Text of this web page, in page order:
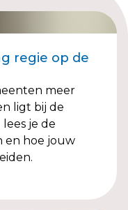
regie op de
meer
ligt bij de
je de
en hoe jouw